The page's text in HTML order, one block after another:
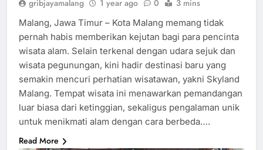
gribjayamalang 1 year ago 0 3 mins
Malang, Jawa Timur – Kota Malang memang tidak
pernah habis memberikan kejutan bagi para pencinta
wisata alam. Selain terkenal dengan udara sejuk dan
wisata pegunungan, kini hadir destinasi baru yang
semakin mencuri perhatian wisatawan, yakni Skyland
Malang. Tempat wisata ini menawarkan pemandangan
luar biasa dari ketinggian, sekaligus pengalaman unik
untuk menikmati alam dengan cara berbeda….
Read More